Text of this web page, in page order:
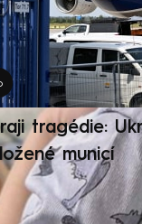
tragédie:
municí